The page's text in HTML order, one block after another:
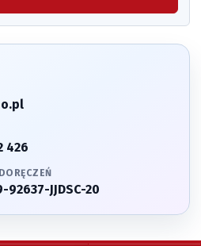
426
92637-JJDSC-20